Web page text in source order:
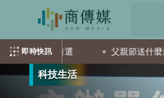
即時快訊
首選 父親節送什麼最實用？從
科技生活